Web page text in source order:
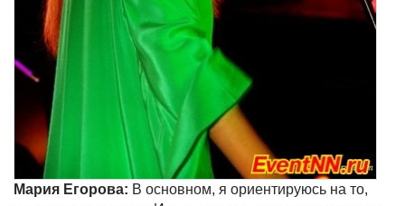
Мария Егорова: В основном, я ориентируюсь на то,